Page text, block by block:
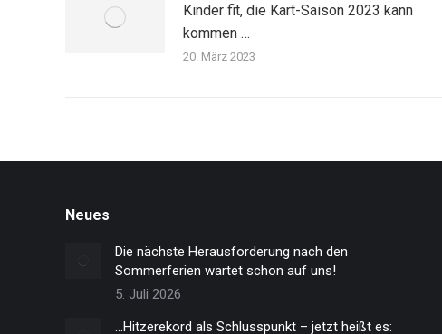
Kinder fit, die Kart-Saison 2023 kann
kommen …
20. März 2023
Neues
Die nächste Herausforderung nach den
Sommerferien wartet schon auf uns!
5. Juli 2026
…Hitzerekord als Schlusspunkt – jetzt heißt es: